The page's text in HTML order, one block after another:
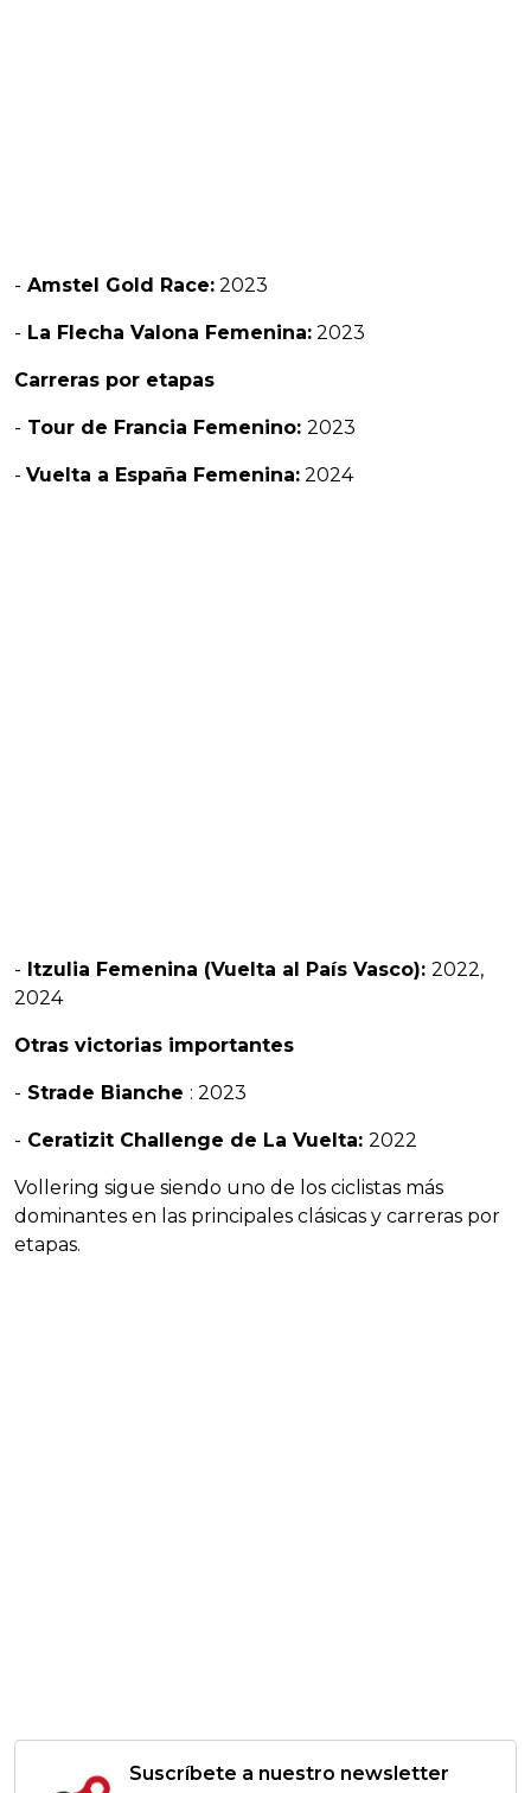
- Amstel Gold Race: 2023
- La Flecha Valona Femenina: 2023
Carreras por etapas
- Tour de Francia Femenino: 2023
- Vuelta a España Femenina: 2024
- Itzulia Femenina (Vuelta al País Vasco): 2022,
2024
Otras victorias importantes
- Strade Bianche : 2023
- Ceratizit Challenge de La Vuelta: 2022
Vollering sigue siendo uno de los ciclistas más
dominantes en las principales clásicas y carreras por
etapas.
Suscríbete a nuestro newsletter